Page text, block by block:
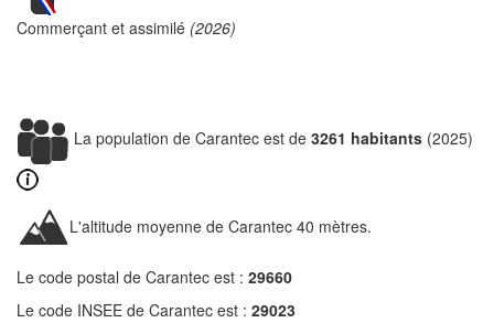
Commerçant et assimilé (2026)
La population de Carantec est de 3261 habitants (2025)
L'altitude moyenne de Carantec 40 mètres.
Le code postal de Carantec est : 29660
Le code INSEE de Carantec est : 29023